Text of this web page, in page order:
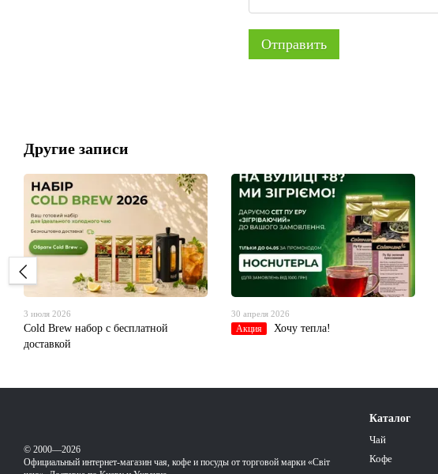
Отправить
Другие записи
3 июля 2026
Cold Brew набор с бесплатной
доставкой
30 апреля 2026
Акция Хочу тепла!
© 2000—2026
Официальный интернет-магазин чая, кофе и посуды от торговой марки «Світ
Каталог
Чай
Кофе